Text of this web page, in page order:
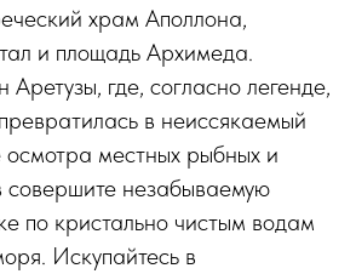
храм Аполлона,
и площадь Архимеда.
Аретузы, где, согласно легенде,
в неиссякаемый
осмотра местных рыбных и
незабываемую
по кристально чистым водам
Искупайтесь в